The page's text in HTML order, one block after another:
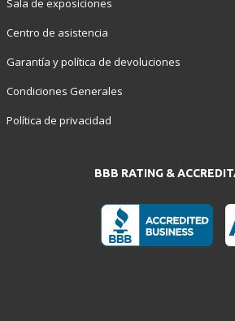
Sala de exposiciones
Centro de asistencia
Garantía y política de devoluciones
Condiciones Generales
Política de privacidad
BBB RATING &